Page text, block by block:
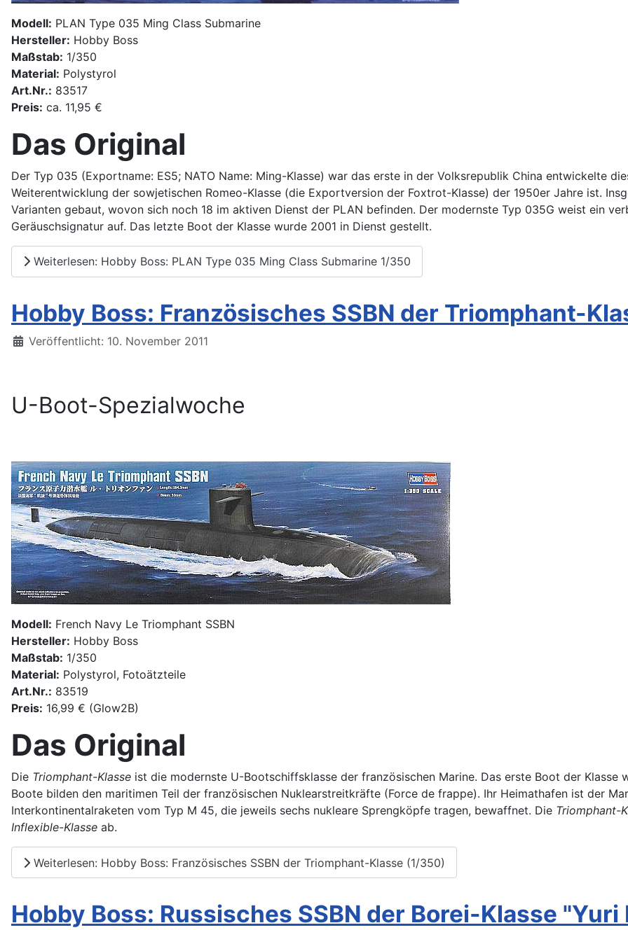
Modell: PLAN Type 035 Ming Class Submarine
Hersteller: Hobby Boss
Maßstab: 1/350
Material: Polystyrol
Art.Nr.: 83517
Preis: ca. 11,95 €
Das Original
Der Typ 035 (Exportname: ES5; NATO Name: Ming-Klasse) war das erste in der Volksrepublik China entwickelte
Weiterentwicklung der sowjetischen Romeo-Klasse (die Exportversion der Foxtrot-Klasse) der 1950er Jahre ist.
Varianten gebaut, wovon sich noch 18 im aktiven Dienst der PLAN befinden. Der modernste Typ 035G weist ein
Geräuschsignatur auf. Das letzte Boot der Klasse wurde 2001 in Dienst gestellt.
Weiterlesen: Hobby Boss: PLAN Type 035 Ming Class Submarine 1/350
Hobby Boss: Französisches SSBN der Triomphant-
Details
Veröffentlicht: 10. November 2011
U-Boot-Spezialwoche
Modell: French Navy Le Triomphant SSBN
Hersteller: Hobby Boss
Maßstab: 1/350
Material: Polystyrol, Fotoätzteile
Art.Nr.: 83519
Preis: 16,99 € (Glow2B)
Das Original
Die Triomphant-Klasse ist die modernste U-Bootschiffsklasse der französischen Marine. Das erste Boot der
Boote bilden den maritimen Teil der französischen Nuklearstreitkräfte (Force de frappe). Ihr Heimathafen ist der
Interkontinentalraketen vom Typ M 45, die jeweils sechs nukleare Sprengköpfe tragen, bewaffnet. Die Triomphant-
Inflexible-Klasse ab.
Weiterlesen: Hobby Boss: Französisches SSBN der Triomphant-Klasse (1/350)
Hobby Boss: Russisches SSBN der Borei-Klasse